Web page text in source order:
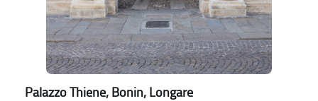
Palazzo Thiene, Bonin, Longare